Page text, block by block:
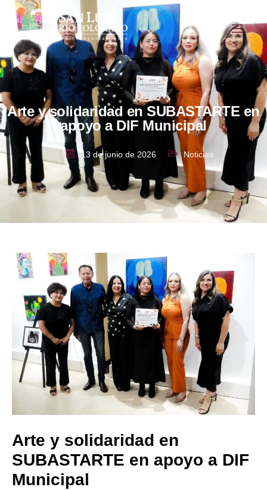
Arte y solidaridad en SUBASTARTE en
apoyo a DIF Municipal
13 de junio de 2026 Noticias
Arte y solidaridad en
SUBASTARTE en apoyo a DIF
Municipal